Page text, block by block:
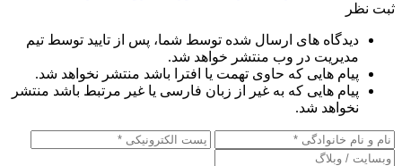
ثبت نظر
دیدگاه های ارسال شده توسط شما، پس از تایید توسط تیم
مدیریت در وب منتشر خواهد شد.
پیام هایی که حاوی تهمت یا افترا باشد منتشر نخواهد شد.
پیام هایی که به غیر از زبان فارسی یا غیر مرتبط باشد منتشر
نخواهد شد.